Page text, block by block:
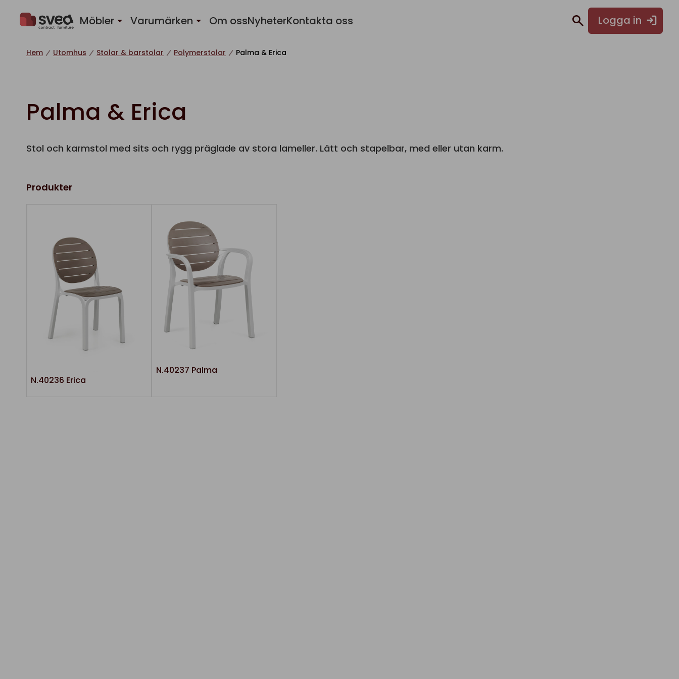
Möbler Varumärken Om ossNyheterKontakta oss Logga in
Hem Utomhus Stolar & barstolar Polymerstolar Palma & Erica
Palma & Erica
Stol och karmstol med sits och rygg präglade av stora lameller. Lätt och stapelbar, med eller utan karm.
Produkter
N.40236 Erica
N.40237 Palma